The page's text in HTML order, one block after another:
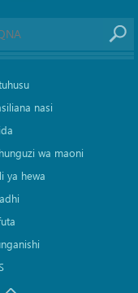
nasi
wa maoni
ya hewa